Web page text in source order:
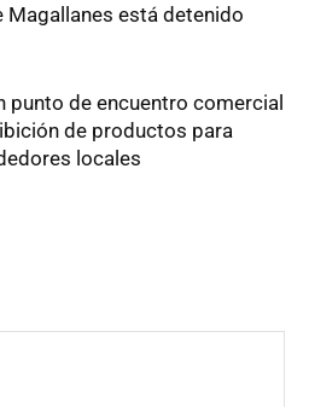
Magallanes está detenido
punto de encuentro comercial
de productos para
locales